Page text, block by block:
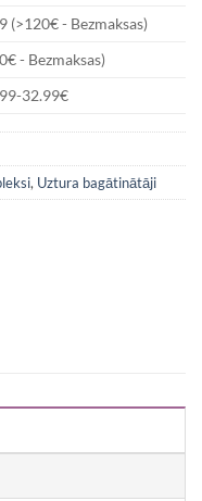
(>120€ - Bezmaksas)
- Bezmaksas)
32.99€
, Uztura bagātinātāji